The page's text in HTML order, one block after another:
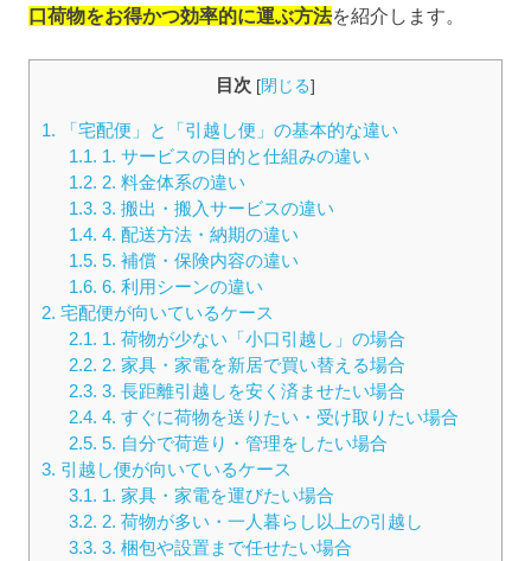
口荷物をお得かつ効率的に運ぶ方法を紹介します。
目次 [閉じる]
1. 「宅配便」と「引越し便」の基本的な違い
1.1. 1. サービスの目的と仕組みの違い
1.2. 2. 料金体系の違い
1.3. 3. 搬出・搬入サービスの違い
1.4. 4. 配送方法・納期の違い
1.5. 5. 補償・保険内容の違い
1.6. 6. 利用シーンの違い
2. 宅配便が向いているケース
2.1. 1. 荷物が少ない「小口引越し」の場合
2.2. 2. 家具・家電を新居で買い替える場合
2.3. 3. 長距離引越しを安く済ませたい場合
2.4. 4. すぐに荷物を送りたい・受け取りたい場合
2.5. 5. 自分で荷造り・管理をしたい場合
3. 引越し便が向いているケース
3.1. 1. 家具・家電を運びたい場合
3.2. 2. 荷物が多い・一人暮らし以上の引越し
3.3. 3. 梱包や設置まで任せたい場合